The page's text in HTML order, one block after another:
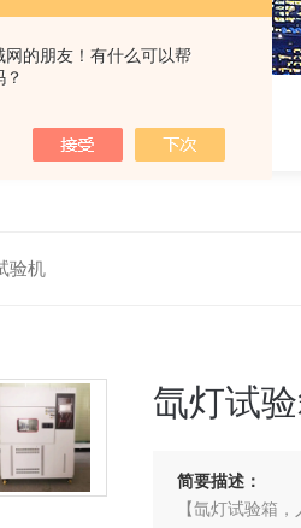
网的朋友！有什么可以帮
？
验机
氙灯试
简要描述：
【氙灯试验箱